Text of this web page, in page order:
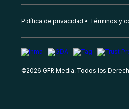
Política de privacidad Términos y
©2026 GFR Media, Todos los